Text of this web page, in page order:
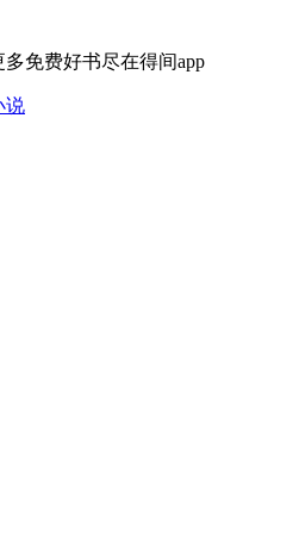
免费好书尽在得间app
说